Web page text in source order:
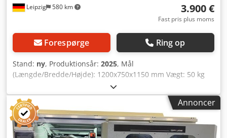
Leipzig 580 km 3.900 €
Fast pris plus moms
Forespørge Ring op
Stand: ny, Produktionsår: 2025, Mål
(Længde/Bredde/Højde): 1200x750x1150 mm Vægt: 50 kg
Samlet effektbehov: 1,05 kW Kopierfræser KPF-350x500 Snit
som en professionel – velegnet til kopiering af figurer,
billeder og skrift, uanset om det er træ, metal, sten, plast
eller andre faste materialer. - Den ideelle maskine til både
professionelle og hobby-snidkere - Kopiering af figurer -
Annoncer